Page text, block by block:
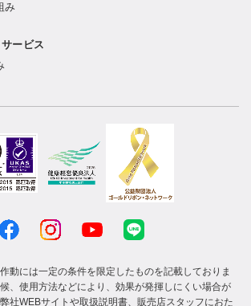
み
ービス
動には一定の条件を限定したものを記載しておりま
、使用方法などにより、効果が発揮しにくい場合が
社WEBサイトや取扱説明書、販売店スタッフにおた